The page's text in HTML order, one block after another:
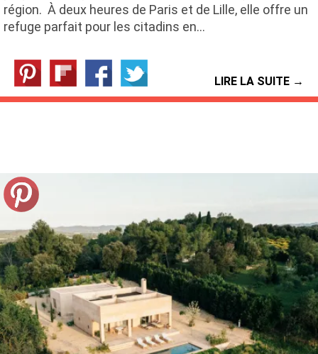
région. À deux heures de Paris et de Lille, elle offre un
refuge parfait pour les citadins en…
LIRE LA SUITE →